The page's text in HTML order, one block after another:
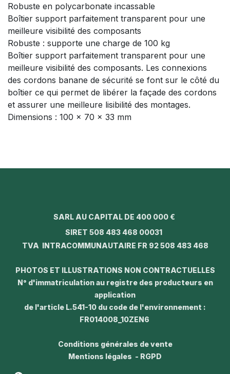
Robuste en polycarbonate incassable
Boîtier support parfaitement transparent pour une
meilleure visibilité des composants
Robuste : supporte une charge de 100 kg
Boîtier support parfaitement transparent pour une
meilleure visibilité des composants. Les connexions
des cordons banane de sécurité se font sur le côté du
boîtier ce qui permet de libérer la façade des cordons
et assurer une meilleure lisibilité des montages.
Dimensions : 100 x 70 x 33 mm
SARL AU CAPITAL DE 400 000 €
SIRET 508 483 468 00031
TVA INTRACOMMUNAUTAIRE FR 92 508 483 468
PHOTOS ET ILLUSTRATIONS NON CONTRACTUELLES
N° d'immatriculation au registre des producteurs en
application
de l'article L.541-10 du code de l'environnement :
FR014008_10ZEN6
Conditions générales de vente
Mentions légales - RGPD